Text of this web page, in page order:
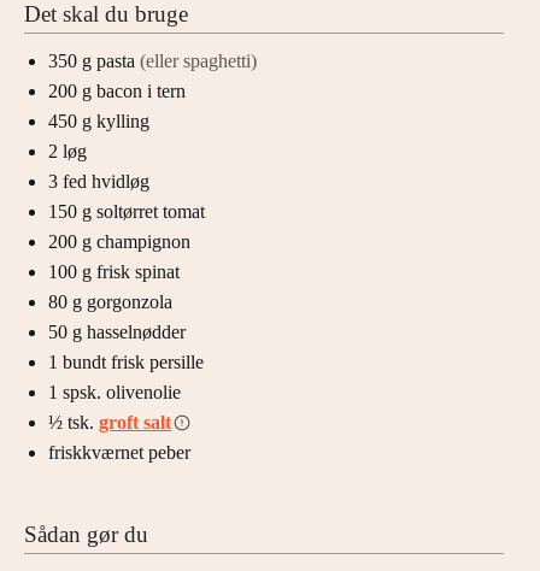
Det skal du bruge
350 g pasta (eller spaghetti)
200 g bacon i tern
450 g kylling
2 løg
3 fed hvidløg
150 g soltørret tomat
200 g champignon
100 g frisk spinat
80 g gorgonzola
50 g hasselnødder
1 bundt frisk persille
1 spsk. olivenolie
½ tsk. groft salt
friskkværnet peber
Sådan gør du